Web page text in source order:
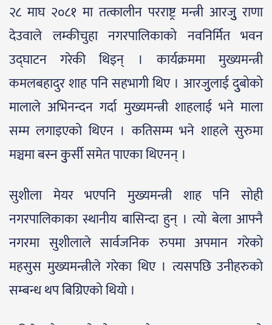
२८ माघ २०८१ मा तत्कालीन परराष्ट्र मन्त्री आरजुु राणा
देउवाले लम्कीचुहा नगरपालिकाको नवनिर्मित भवन
उद्घाटन गरेकी थिइन् । कार्यक्रममा मुख्यमन्त्री
कमलबहादुर शाह पनि सहभागी थिए । आरजुुलाई दुुबोको
मालाले अभिनन्दन गर्दा मुख्यमन्त्री शाहलाई भने माला
सम्म लगाइएको थिएन । कतिसम्म भने शाहले सुरुमा
मञ्चमा बस्न कुुर्सी समेत पाएका थिएनन् ।
सुशीला मेयर भएपनि मुख्यमन्त्री शाह पनि सोही
नगरपालिकाका स्थानीय बासिन्दा हुन् । त्यो बेला आफ्नै
नगरमा सुशीलाले सार्वजनिक रुपमा अपमान गरेको
महसुस मुख्यमन्त्रीले गरेका थिए । त्यसपछि उनीहरुको
सम्बन्ध थप बिग्रिएको थियो ।